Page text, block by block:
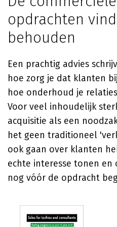
opdrachten
behouden
Een prachtig advies
hoe zorg je dat klanten
hoe onderhoud je
Voor veel inhoudelijk
acquisitie als een
het geen traditioneel
ook gaan over klanten
echte interesse tonen en
nog vóór de opdracht